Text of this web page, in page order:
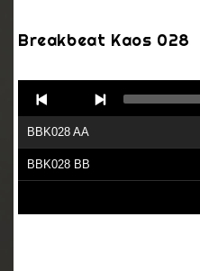
Breakbeat Kaos 028
Player
BBK028 AA
BBK028 BB